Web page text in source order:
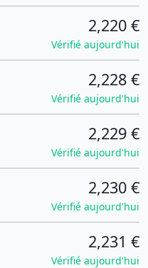
2,220 €
Vérifié aujourd'hui
2,228 €
Vérifié aujourd'hui
2,229 €
Vérifié aujourd'hui
2,230 €
Vérifié aujourd'hui
2,231 €
Vérifié aujourd'hui